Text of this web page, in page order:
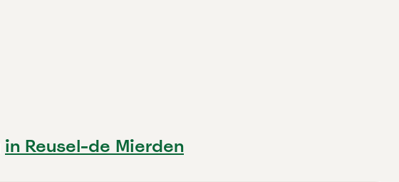
in Reusel-de Mierden